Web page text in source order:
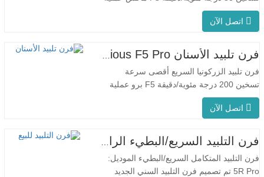
مبتكرة درجة حرارة الفرن الموحدة يتميز جهاز
360 درجة درجة حرارة موحدة للفرن ونتائج
تلبيد متسقة. مناسبة للتطبيقات المخبرية بفضل
معدل…
اتصل الآن
فرن تلبيد الأسنان Glorious F5 Pro
فرن تلبيد الزركونيا السريع أقصى سرعة
تسخين 200 درجة مئوية/دقيقة F5 برو عملية
360 درجة درجة حرارة موحدة للفرن ونتائج
تلبيد متسقة. يُعد جهاز F5 Pro مثاليًا
للاستخدام…
اتصل الآن
فرن التلبيد السريع/البطيء الرائع للأسنان
فرن التلبيد المتكامل السريع/البطيء الموديل:
5R Pro تم تصميم فرن التلبيد السني الجديد